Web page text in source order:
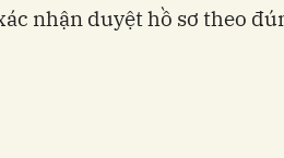
nhận duyệt hồ sơ theo